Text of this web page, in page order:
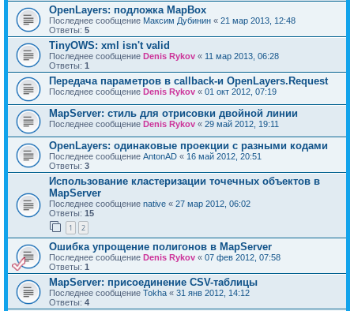
OpenLayers: подложка MapBox
Последнее сообщение Максим Дубинин « 21 мар 2013, 12:48
Ответы: 5
TinyOWS: xml isn't valid
Последнее сообщение Denis Rykov « 11 мар 2013, 06:28
Ответы: 1
Передача параметров в callback-и OpenLayers.Request
Последнее сообщение Denis Rykov « 01 окт 2012, 07:19
MapServer: стиль для отрисовки двойной линии
Последнее сообщение Denis Rykov « 29 май 2012, 19:11
OpenLayers: одинаковые проекции с разными кодами
Последнее сообщение AntonAD « 16 май 2012, 20:51
Ответы: 3
Использование кластеризации точечных объектов в
MapServer
Последнее сообщение native « 27 мар 2012, 06:02
Ответы: 15
1 2
Ошибка упрощение полигонов в MapServer
Последнее сообщение Denis Rykov « 07 фев 2012, 07:58
Ответы: 1
MapServer: присоединение CSV-таблицы
Последнее сообщение Tokha « 31 янв 2012, 14:12
Ответы: 4